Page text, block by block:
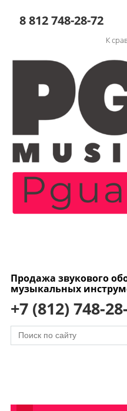
8 812 748-28-72
К
Продажа звукового
музыкальных
+7 (812) 748-